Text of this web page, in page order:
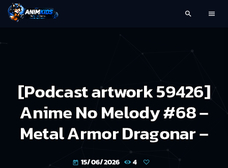
search menu
[Podcast artwork 59426]
Anime No Melody #68 –
Metal Armor Dragonar –
today 15/06/2026 4